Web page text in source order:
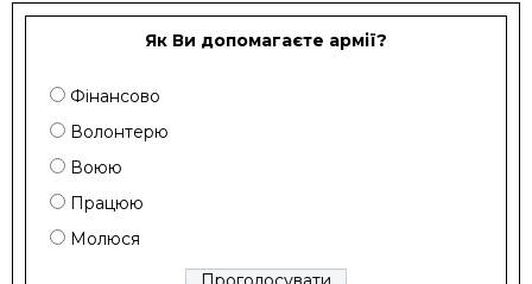
Як Ви допомагаєте армії?
Фінансово
Волонтерю
Воюю
Працюю
Молюся